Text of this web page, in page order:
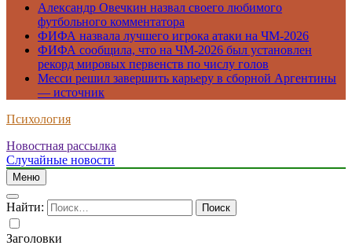
Александр Овечкин назвал своего любимого
футбольного комментатора
ФИФА назвала лучшего игрока атаки на ЧМ-2026
ФИФА сообщила, что на ЧМ-2026 был установлен
рекорд мировых первенств по числу голов
Месси решил завершить карьеру в сборной Аргентины
— источник
Психология
Новостная рассылка
Случайные новости
Меню
Найти:
Заголовки